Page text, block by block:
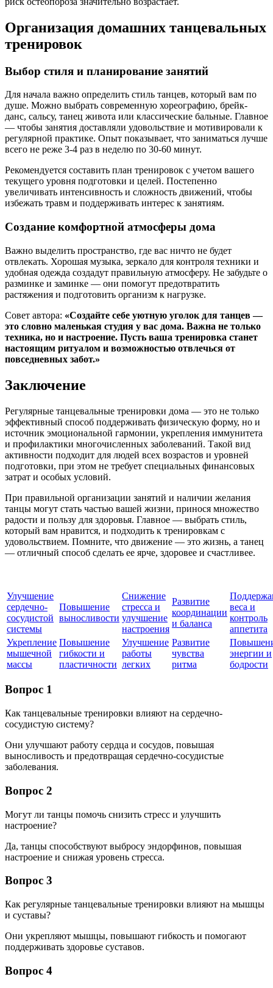
Организация домашних танцевальных
тренировок
Выбор стиля и планирование занятий
Для начала важно определить стиль танцев, который вам по
душе. Можно выбрать современную хореографию, брейк-
данс, сальсу, танец живота или классические бальные. Главное
— чтобы занятия доставляли удовольствие и мотивировали к
регулярной практике. Опыт показывает, что заниматься лучше
всего не реже 3-4 раз в неделю по 30-60 минут.
Рекомендуется составить план тренировок с учетом вашего
текущего уровня подготовки и целей. Постепенно
увеличивать интенсивность и сложность движений, чтобы
избежать травм и поддерживать интерес к занятиям.
Создание комфортной атмосферы дома
Важно выделить пространство, где вас ничто не будет
отвлекать. Хорошая музыка, зеркало для контроля техники и
удобная одежда создадут правильную атмосферу. Не забудьте о
разминке и заминке — они помогут предотвратить
растяжения и подготовить организм к нагрузке.
Совет автора: «Создайте себе уютную уголок для танцев —
это словно маленькая студия у вас дома. Важна не только
техника, но и настроение. Пусть ваша тренировка станет
настоящим ритуалом и возможностью отвлечься от
повседневных забот.»
Заключение
Регулярные танцевальные тренировки дома — это не только
эффективный способ поддерживать физическую форму, но и
источник эмоциональной гармонии, укрепления иммунитета
и профилактики многочисленных заболеваний. Такой вид
активности подходит для людей всех возрастов и уровней
подготовки, при этом не требует специальных финансовых
затрат и особых условий.
При правильной организации занятий и наличии желания
танцы могут стать частью вашей жизни, принося множество
радости и пользу для здоровья. Главное — выбрать стиль,
который вам нравится, и подходить к тренировкам с
удовольствием. Помните, что движение — это жизнь, а танец
— отличный способ сделать ее ярче, здоровее и счастливее.
Улучшение
сердечно-
сосудистой
системы
Повышение
выносливости
Снижение
стресса и
улучшение
настроения
Развитие
координации
и баланса
веса и
контроль
аппетита
Укрепление
мышечной
массы
Повышение
гибкости и
пластичности
Улучшение
работы
легких
Развитие
чувства
ритма
энергии и
бодрости
Вопрос 1
Как танцевальные тренировки влияют на сердечно-
сосудистую систему?
Они улучшают работу сердца и сосудов, повышая
выносливость и предотвращая сердечно-сосудистые
заболевания.
Вопрос 2
Могут ли танцы помочь снизить стресс и улучшить
настроение?
Да, танцы способствуют выбросу эндорфинов, повышая
настроение и снижая уровень стресса.
Вопрос 3
Как регулярные танцевальные тренировки влияют на мышцы
и суставы?
Они укрепляют мышцы, повышают гибкость и помогают
поддерживать здоровье суставов.
Вопрос 4